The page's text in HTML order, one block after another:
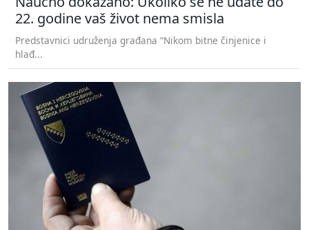
22. godine vaš život nema smisla
Predstavnici udruženja građana “Nikom bitne činjenice i
hlađ...